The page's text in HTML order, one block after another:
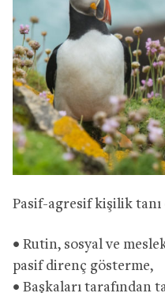
Pasif-agresif kişilik
• Rutin, sosyal ve
pasif direnç gösterme,
• Başkaları tarafından